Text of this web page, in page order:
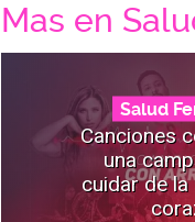
Mas en
Salud
Canciones
una
cuidar de